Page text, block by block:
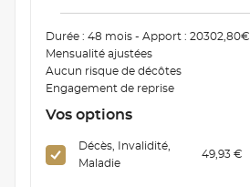
Durée : 48 mois - Apport : 20302,80€
Mensualité ajustées
Aucun risque de décôtes
Engagement de reprise
Vos options
Décès, Invalidité,
Maladie
49,93 €